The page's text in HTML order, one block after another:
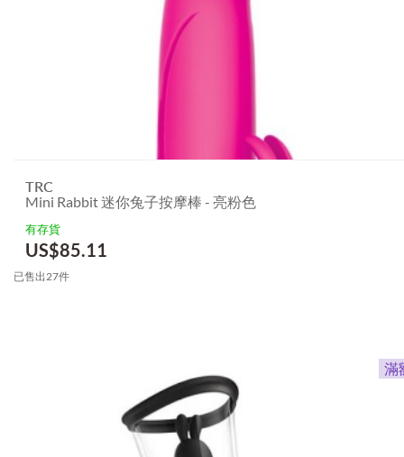
TRC
Mini Rabbit 迷你兔子按摩棒 - 亮粉色
有存貨
US$85.11
已售出27件